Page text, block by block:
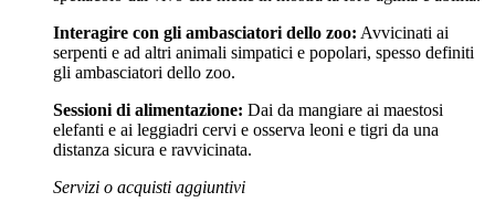
Interagire con gli ambasciatori dello zoo: Avvicinati ai
serpenti e ad altri animali simpatici e popolari, spesso definiti
gli ambasciatori dello zoo.
Sessioni di alimentazione: Dai da mangiare ai maestosi
elefanti e ai leggiadri cervi e osserva leoni e tigri da una
distanza sicura e ravvicinata.
Servizi o acquisti aggiuntivi